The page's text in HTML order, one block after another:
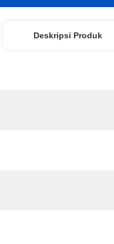
Deskripsi Produk